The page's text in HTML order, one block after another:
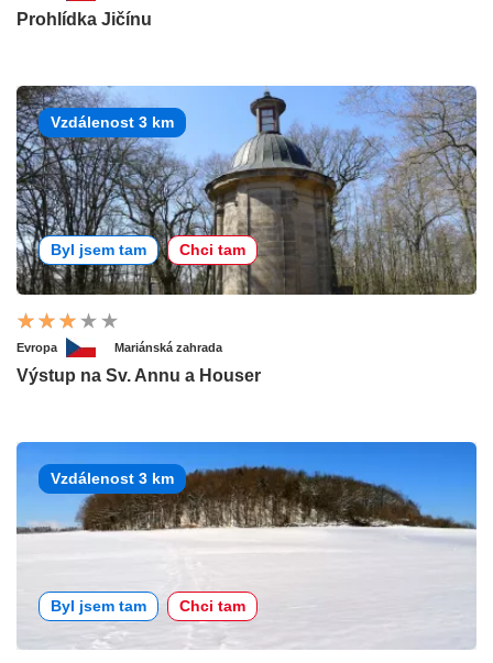
Prohlídka Jičínu
Vzdálenost 3 km
Byl jsem tam Chci tam
Evropa Mariánská zahrada
Výstup na Sv. Annu a Houser
Vzdálenost 3 km
Byl jsem tam Chci tam